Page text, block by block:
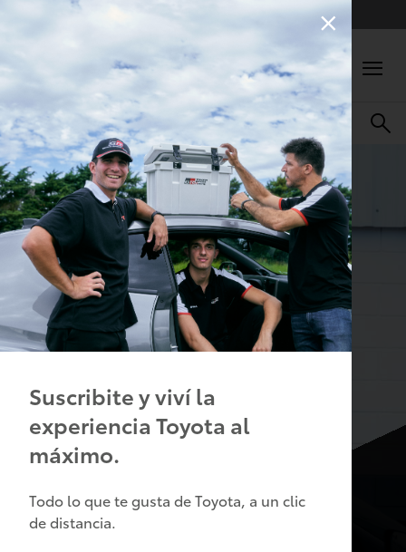
3 cuotas sin interés en todas las compras
0
Suscribite y viví la
experiencia Toyota al
máximo.
Todo lo que te gusta de Toyota, a un clic
de distancia.